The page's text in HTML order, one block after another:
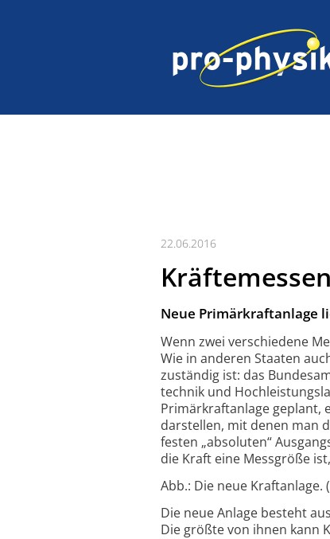
22.06.2016
Neue Primärkraftanlage
Wenn zwei verschiedene
Wie in anderen Staaten
zuständig ist: das
technik und
Primär­kraft­anlage geplant,
dar­stellen, mit denen man
festen „abso­luten“
die Kraft eine Mess­größe
Abb.: Die neue Kraft­anlage.
Die neue Anlage besteht
Die größte von ihnen kann